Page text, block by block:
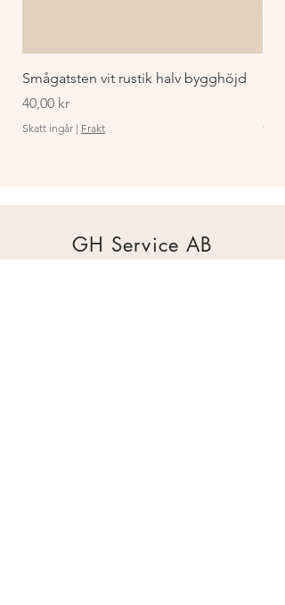
Smågatsten vit rustik halv bygghöjd
Pris
40,00 kr
Skatt ingår | Frakt
Pris
GH Service AB